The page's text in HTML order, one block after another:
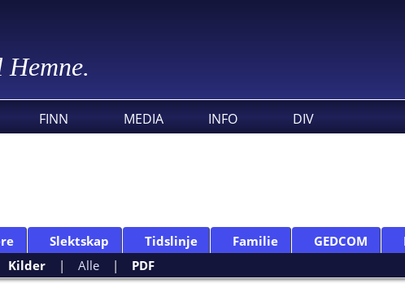
FINN MEDIA INFO DIV
Slektskap Tidslinje Familie GEDCOM
Kilder |Alle | PDF